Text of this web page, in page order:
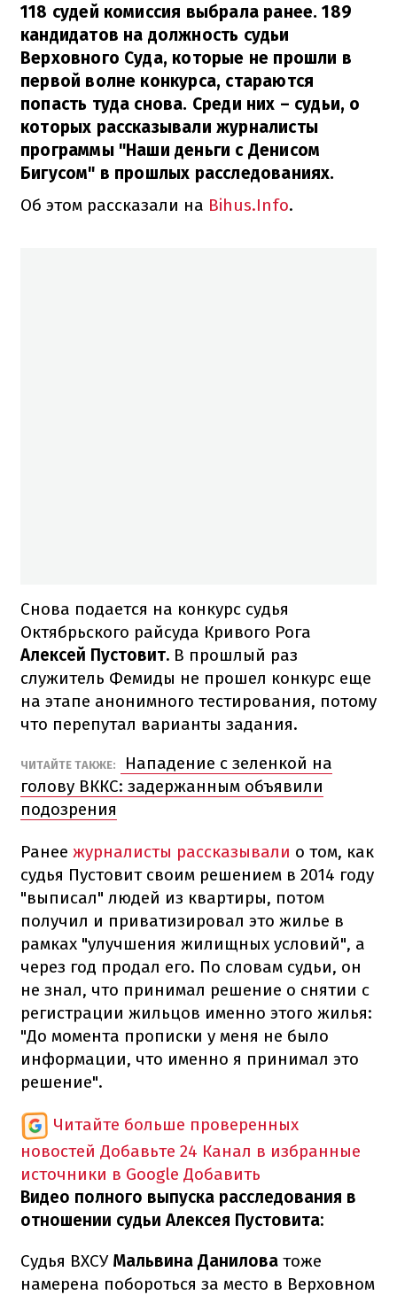
118 судей комиссия выбрала ранее. 189
кандидатов на должность судьи
Верховного Суда, которые не прошли в
первой волне конкурса, стараются
попасть туда снова. Среди них – судьи, о
которых рассказывали журналисты
программы "Наши деньги с Денисом
Бигусом" в прошлых расследованиях.
Об этом рассказали на Bihus.Info.
Снова подается на конкурс судья
Октябрьского райсуда Кривого Рога
Алексей Пустовит. В прошлый раз
служитель Фемиды не прошел конкурс еще
на этапе анонимного тестирования, потому
что перепутал варианты задания.
ЧИТАЙТЕ ТАКЖЕ:
Нападение с зеленкой на
голову ВККС: задержанным объявили
подозрения
Ранее журналисты рассказывали о том, как
судья Пустовит своим решением в 2014 году
"выписал" людей из квартиры, потом
получил и приватизировал это жилье в
рамках "улучшения жилищных условий", а
через год продал его. По словам судьи, он
не знал, что принимал решение о снятии с
регистрации жильцов именно этого жилья:
"До момента прописки у меня не было
информации, что именно я принимал это
решение".
Читайте больше проверенных
новостей Добавьте 24 Канал в избранные
источники в Google Добавить
Видео полного выпуска расследования в
отношении судьи Алексея Пустовита:
Судья ВХСУ Мальвина Данилова тоже
намерена побороться за место в Верховном